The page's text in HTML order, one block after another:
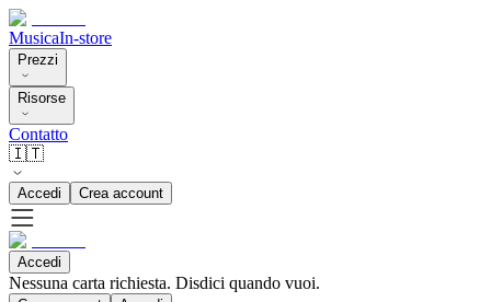
MusicaIn-store
Prezzi
Risorse
Contatto
🇮🇹
Accedi Crea account
Accedi
Nessuna carta richiesta. Disdici quando vuoi.